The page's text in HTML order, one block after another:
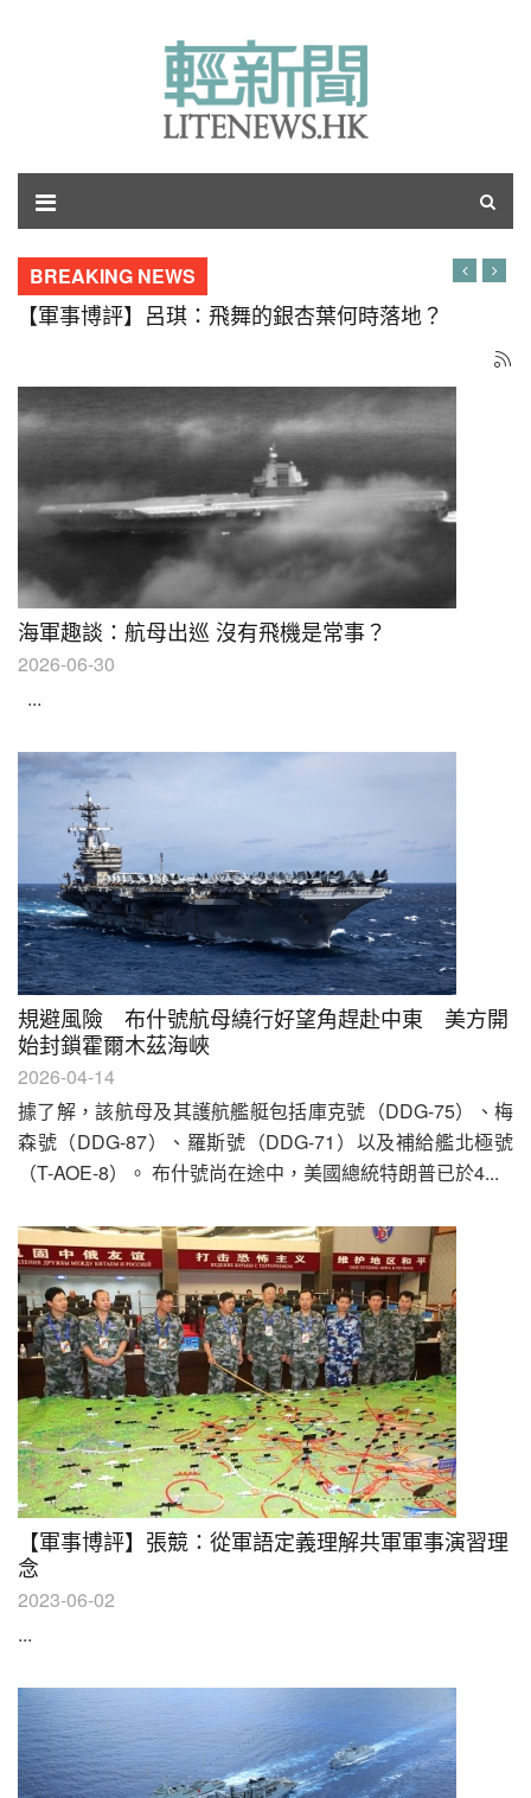
BREAKING NEWS
【軍事博評】呂琪：飛舞的銀杏葉何時落地？
海軍趣談：航母出巡 沒有飛機是常事？
2026-06-30
...
規避風險 布什號航母繞行好望角趕赴中東 美方開
始封鎖霍爾木茲海峽
2026-04-14
據了解，該航母及其護航艦艇包括庫克號（DDG-75）、梅
森號（DDG-87）、羅斯號（DDG-71）以及補給艦北極號
（T-AOE-8）。 布什號尚在途中，美國總統特朗普已於4...
【軍事博評】張競：從軍語定義理解共軍軍事演習理
念
2023-06-02
...